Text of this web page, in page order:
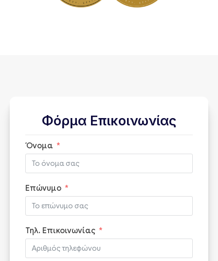
Φόρμα Επικοινωνίας
Όνομα
Επώνυμο
Τηλ. Επικοινωνίας